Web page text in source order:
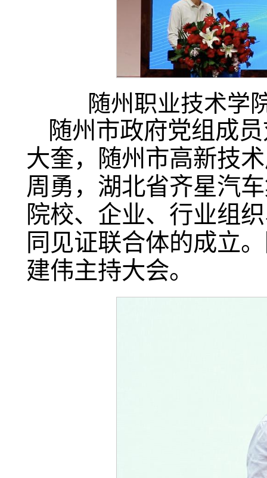
随州职业技术学
随州市政府党组成
大奎，随州市高新技
周勇，湖北省齐星汽
院校、企业、行业组
同见证联合体的成立
建伟主持大会。